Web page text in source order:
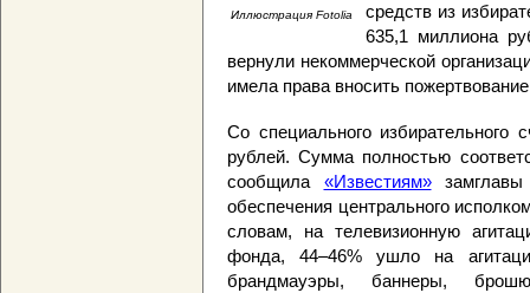
Иллюстрация Fotolia
средств из
635,1 миллиона
вернули некоммерческой
имела права вносить
Со специального избирательного
рублей. Сумма полностью
сообщила «Известиям»замглавы
обеспечения центрального
словам, на телевизионную
фонда, 44–46% ушло на
брандмауэры, баннеры,